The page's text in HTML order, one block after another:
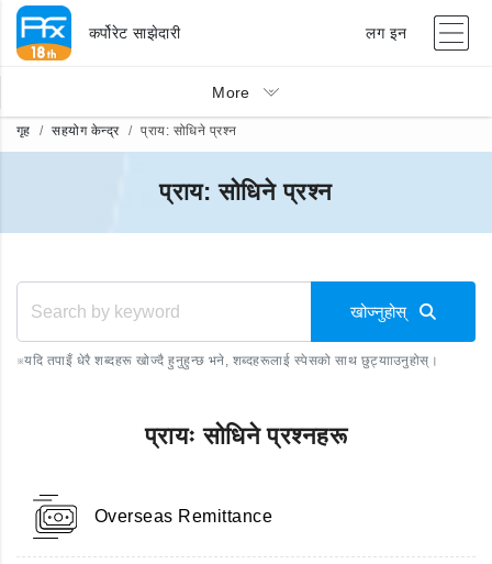
कर्पोरेट साझेदारी लग इन
More
गृह सहयोग केन्द्र प्राय: सोधिने प्रश्न
प्राय: सोधिने प्रश्न
खोज्नुहोस्
※यदि तपाइँ धेरै शब्दहरू खोज्दै हुनुहुन्छ भने, शब्दहरूलाई स्पेसको साथ छुट्यााउनुहोस्।
प्रायः सोधिने प्रश्नहरू
Overseas Remittance